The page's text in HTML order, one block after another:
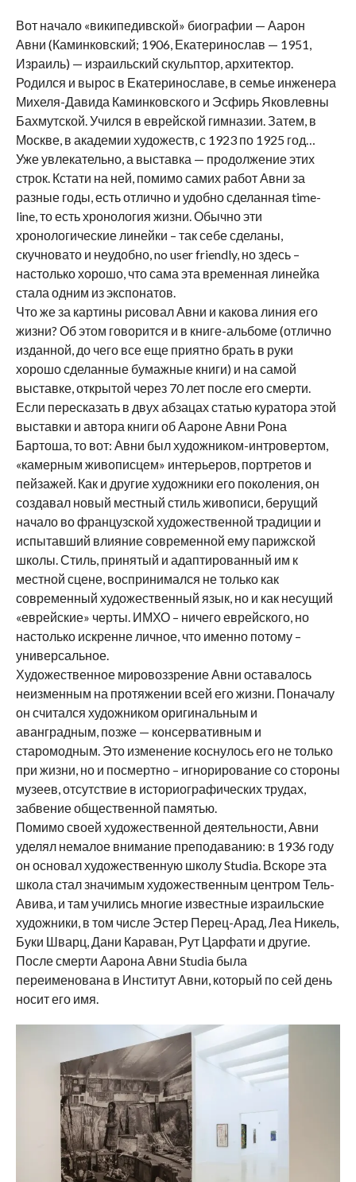
Вот начало «википедивской» биографии — Аарон
Авни (Каминковский; 1906, Екатеринослав — 1951,
Израиль) — израильский скульптор, архитектор.
Родился и вырос в Екатеринославе, в семье инженера
Михеля-Давида Каминковского и Эсфирь Яковлевны
Бахмутской. Учился в еврейской гимназии. Затем, в
Москве, в академии художеств, с 1923 по 1925 год…
Уже увлекательно, а выставка — продолжение этих
строк. Кстати на ней, помимо самих работ Авни за
разные годы, есть отлично и удобно сделанная time-
line, то есть хронология жизни. Обычно эти
хронологические линейки – так себе сделаны,
скучновато и неудобно, no user friendly, но здесь –
настолько хорошо, что сама эта временная линейка
стала одним из экспонатов.
Что же за картины рисовал Авни и какова линия его
жизни? Об этом говорится и в книге-альбоме (отлично
изданной, до чего все еще приятно брать в руки
хорошо сделанные бумажные книги) и на самой
выставке, открытой через 70 лет после его смерти.
Если пересказать в двух абзацах статью куратора этой
выставки и автора книги об Аароне Авни Рона
Бартоша, то вот: Авни был художником-интровертом,
«камерным живописцем» интерьеров, портретов и
пейзажей. Как и другие художники его поколения, он
создавал новый местный стиль живописи, берущий
начало во французской художественной традиции и
испытавший влияние современной ему парижской
школы. Стиль, принятый и адаптированный им к
местной сцене, воспринимался не только как
современный художественный язык, но и как несущий
«еврейские» черты. ИМХО – ничего еврейского, но
настолько искренне личное, что именно потому –
универсальное.
Художественное мировоззрение Авни оставалось
неизменным на протяжении всей его жизни. Поначалу
он считался художником оригинальным и
аванградным, позже — консервативным и
старомодным. Это изменение коснулось его не только
при жизни, но и посмертно – игнорирование со стороны
музеев, отсутствие в историографических трудах,
забвение общественной памятью.
Помимо своей художественной деятельности, Авни
уделял немалое внимание преподаванию: в 1936 году
он основал художественную школу Studia. Вскоре эта
школа стал значимым художественным центром Тель-
Авива, и там учились многие известные израильские
художники, в том числе Эстер Перец-Арад, Леа Никель,
Буки Шварц, Дани Караван, Рут Царфати и другие.
После смерти Аарона Авни Studia была
переименована в Институт Авни, который по сей день
носит его имя.